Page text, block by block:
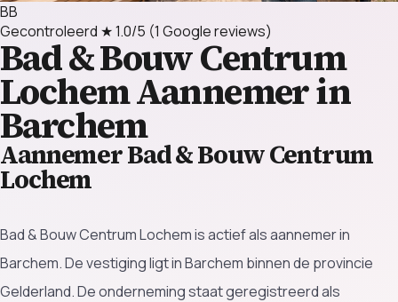
BB
Gecontroleerd ★ 1.0/5 (1 Google reviews)
Bad & Bouw Centrum
LochemAannemer in
Barchem
Aannemer Bad & Bouw Centrum
Lochem
Bad & Bouw Centrum Lochem is actief als aannemer in
Barchem. De vestiging ligt in Barchem binnen de provincie
Gelderland. De onderneming staat geregistreerd als